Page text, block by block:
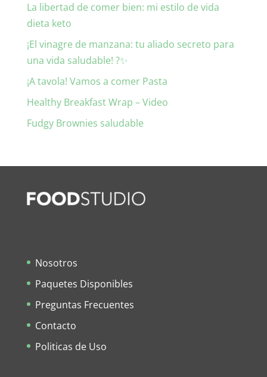
La libertad de comer bien: mi estilo de vida
dieta keto
¡El vinagre de manzana: tu aliado secreto para
una vida saludable! ?✨
¡A tavola! Vamos a comer Pasta
Healthy Breakfast Wrap – Video
Fudgy Brownies saludable
Nosotros
Paquetes Disponibles
Preguntas Frecuentes
Contacto
Politicas de Uso